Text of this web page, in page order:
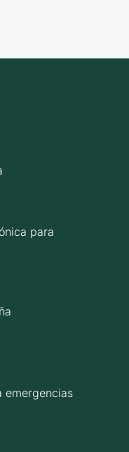
para
emergencias